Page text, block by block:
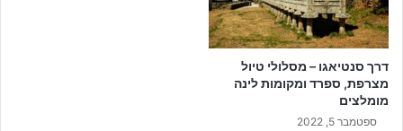
דרך סנטיאגו – מסלולי טיול
מצרפת, ספרד ומקומות לינה
מומלצים
ספטמבר 5, 2022